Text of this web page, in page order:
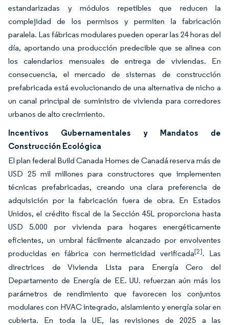
estandarizadas y módulos repetibles que reducen la
complejidad de los permisos y permiten la fabricación
paralela. Las fábricas modulares pueden operar las 24 horas del
día, aportando una producción predecible que se alinea con
los calendarios mensuales de entrega de viviendas. En
consecuencia, el mercado de sistemas de construcción
prefabricada está evolucionando de una alternativa de nicho a
un canal principal de suministro de vivienda para corredores
urbanos de alto crecimiento.
Incentivos Gubernamentales y Mandatos de
Construcción Ecológica
El plan federal Build Canada Homes de Canadá reserva más de
USD 25 mil millones para constructores que implementen
técnicas prefabricadas, creando una clara preferencia de
adquisición por la fabricación fuera de obra. En Estados
Unidos, el crédito fiscal de la Sección 45L proporciona hasta
USD 5.000 por vivienda para hogares energéticamente
eficientes, un umbral fácilmente alcanzado por envolventes
producidas en fábrica con hermeticidad verificada[2]. Las
directrices de Vivienda Lista para Energía Cero del
Departamento de Energía de EE. UU. refuerzan aún más los
parámetros de rendimiento que favorecen los conjuntos
modulares con HVAC integrado, aislamiento y energía solar en
cubierta. En toda la UE, las revisiones de 2025 a las